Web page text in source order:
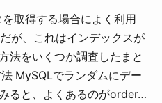
取得する場合によく利用
が、これはインデックスが
法をいくつか調査したまと
MySQLでランダムにデー
ると、よくあるのがorder…